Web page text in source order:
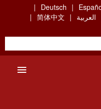
Deutsch
العربية
简体中文